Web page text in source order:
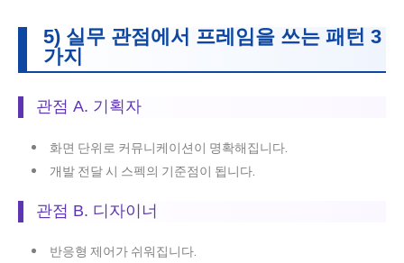
5) 실무 관점에서 프레임을 쓰는 패턴 3
가지
관점 A. 기획자
화면 단위로 커뮤니케이션이 명확해집니다.
개발 전달 시 스펙의 기준점이 됩니다.
관점 B. 디자이너
반응형 제어가 쉬워집니다.